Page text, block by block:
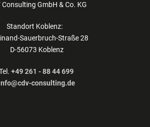
Consulting GmbH & Co. KG
Standort Koblenz:
Sauerbruch-Straße 28
D-56073 Koblenz
+49 261 - 88 44 699
consulting.de